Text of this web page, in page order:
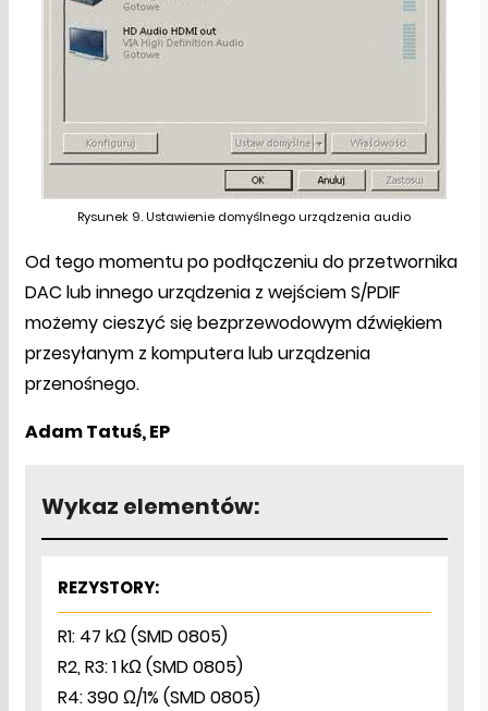
Rysunek 9. Ustawienie domyślnego urządzenia audio
Od tego momentu po podłączeniu do przetwornika
DAC lub innego urządzenia z wejściem S/PDIF
możemy cieszyć się bezprzewodowym dźwiękiem
przesyłanym z komputera lub urządzenia
przenośnego.
Adam Tatuś, EP
Wykaz elementów:
REZYSTORY:
R1: 47 kΩ (SMD 0805)
R2, R3: 1 kΩ (SMD 0805)
R4: 390 Ω/1% (SMD 0805)